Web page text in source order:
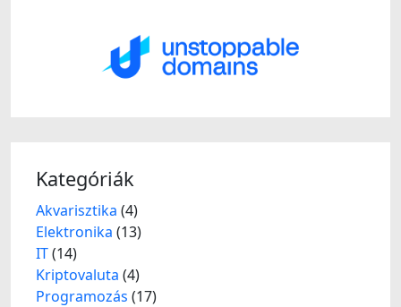
Kategóriák
Akvarisztika (4)
Elektronika (13)
IT(14)
Kriptovaluta (4)
Programozás (17)